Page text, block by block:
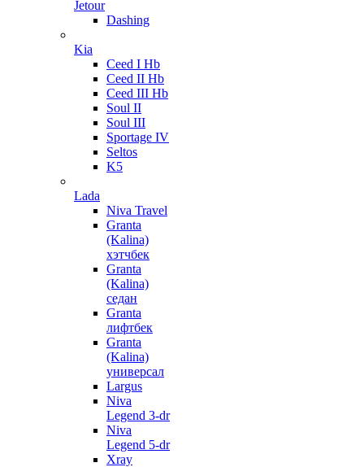
Jetour
Dashing
Kia
Ceed I Hb
Ceed II Hb
Ceed III Hb
Soul II
Soul III
Sportage IV
Seltos
K5
Lada
Niva Travel
Granta
(Kalina)
хэтчбек
Granta
(Kalina)
седан
Granta
лифтбек
Granta
(Kalina)
универсал
Largus
Niva
Legend 3-dr
Niva
Legend 5-dr
Xray